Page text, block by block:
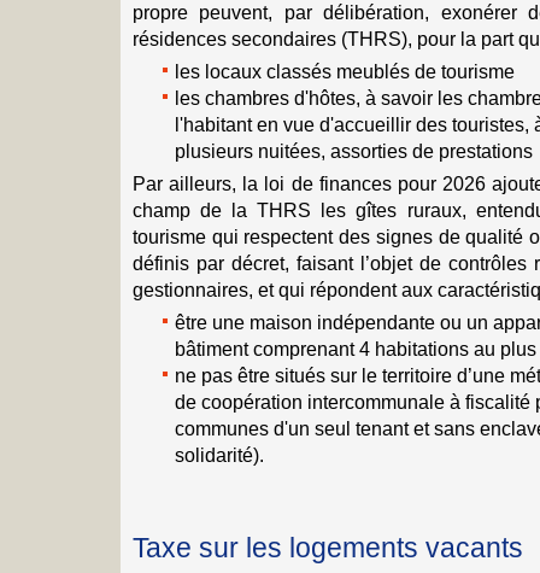
propre peuvent, par délibération, exonérer
résidences secondaires (THRS), pour la part
les locaux classés meublés de tourisme
les chambres d'hôtes, à savoir les
l'habitant en vue d'accueillir des touristes,
plusieurs nuitées, assorties de prestations
Par ailleurs, la loi de finances pour 2026
champ de la THRS les gîtes ruraux,
tourisme qui respectent des signes de qualité
définis par décret, faisant l’objet de contrôles
gestionnaires, et qui répondent aux
être une maison indépendante ou un
bâtiment comprenant 4 habitations au plus
ne pas être situés sur le territoire d’une
de coopération intercommunale à fiscalité
communes d'un seul tenant et sans
solidarité).
Taxe sur les logements vacants